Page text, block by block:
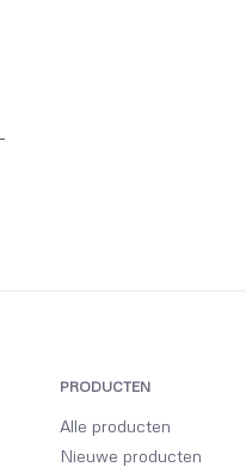
PRODUCTEN
Alle producten
Nieuwe producten